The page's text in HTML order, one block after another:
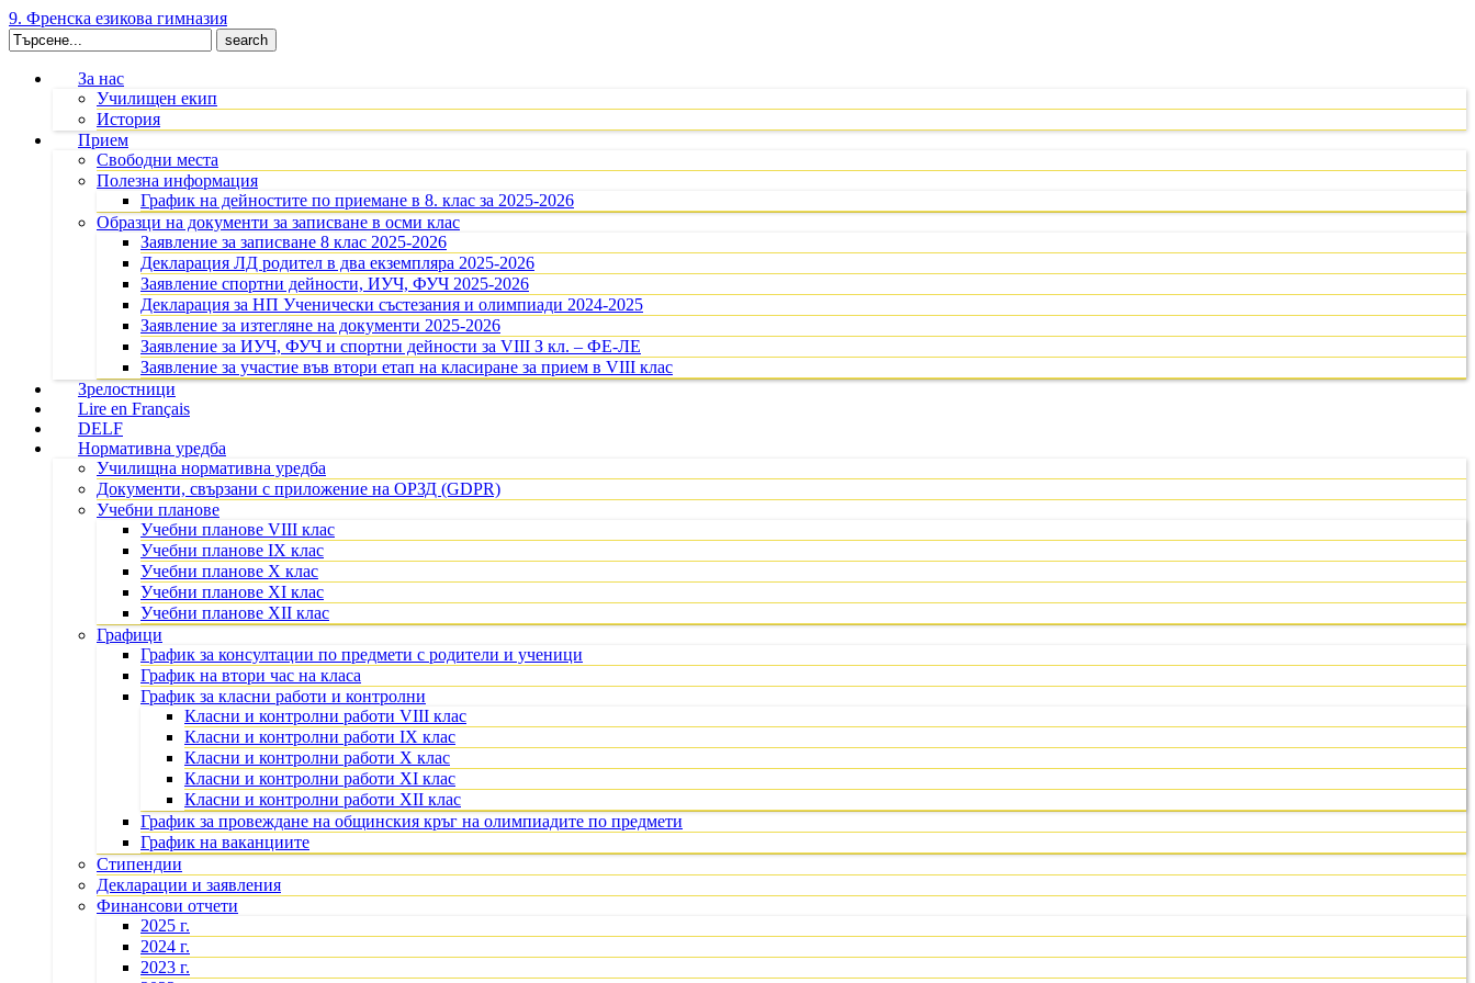
9. Френска езикова гимназия
Search
for:
За нас
Училищен екип
История
Прием
Свободни места
Полезна информация
График на дейностите по приемане в 8. клас за 2025-2026
Образци на документи за записване в осми клас
Заявление за записване 8 клас 2025-2026
Декларация ЛД родител в два екземпляра 2025-2026
Заявление спортни дейности, ИУЧ, ФУЧ 2025-2026
Декларация за НП Ученически състезания и олимпиади 2024-2025
Заявление за изтегляне на документи 2025-2026
Заявление за ИУЧ, ФУЧ и спортни дейности за VIII З кл. – ФЕ-ЛЕ
Заявление за участие във втори етап на класиране за прием в VIII клас
Зрелостници
Lire en Français
DELF
Нормативна уредба
Училищна нормативна уредба
Документи, свързани с приложение на ОРЗД (GDPR)
Учебни планове
Учебни планове VIII клас
Учебни планове IX клас
Учебни планове X клас
Учебни планове XI клас
Учебни планове XII клас
Графици
График за консултации по предмети с родители и ученици
График на втори час на класа
График за класни работи и контролни
Класни и контролни работи VIII клас
Класни и контролни работи IX клас
Класни и контролни работи X клас
Класни и контролни работи XI клас
Класни и контролни работи XII клас
График за провеждане на общинския кръг на олимпиадите по предмети
График на ваканциите
Стипендии
Декларации и заявления
Финансови отчети
2025 г.
2024 г.
2023 г.